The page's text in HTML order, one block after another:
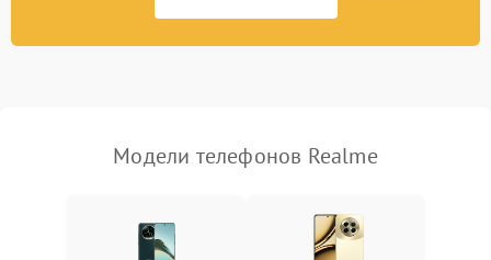
Модели телефонов Realme